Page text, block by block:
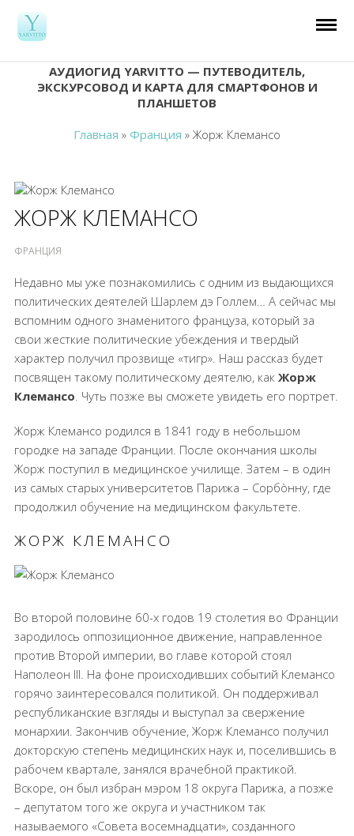
АУДИОГИД YARVITTO — ПУТЕВОДИТЕЛЬ,
ЭКСКУРСОВОД И КАРТА ДЛЯ СМАРТФОНОВ И
ПЛАНШЕТОВ
Главная » Франция » Жорж Клемансо
ЖОРЖ КЛЕМАНСО
ФРАНЦИЯ
Недавно мы уже познакомились с одним из выдающихся
политических деятелей Шарлем дэ Голлем… А сейчас мы
вспомним одного знаменитого француза, который за
свои жесткие политические убеждения и твердый
характер получил прозвище «тигр». Наш рассказ будет
посвящен такому политическому деятелю, как Жорж
Клемансо. Чуть позже вы сможете увидеть его портрет.
Жорж Клемансо родился в 1841 году в небольшом
городке на западе Франции. После окончания школы
Жорж поступил в медицинское училище. Затем – в один
из самых старых университетов Парижа – Сорбòнну, где
продолжил обучение на медицинском факультете.
ЖОРЖ КЛЕМАНСО
Во второй половине 60-х годов 19 столетия во Франции
зародилось оппозиционное движение, направленное
против Второй империи, во главе которой стоял
Наполеон III. На фоне происходивших событий Клемансо
горячо заинтересовался политикой. Он поддерживал
республиканские взгляды и выступал за свержение
монархии. Закончив обучение, Жорж Клемансо получил
докторскую степень медицинских наук и, поселившись в
рабочем квартале, занялся врачебной практикой.
Вскоре, он был избран мэром 18 округа Парижа, а позже
– депутатом того же округа и участником так
называемого «Совета восемнадцати», созданного